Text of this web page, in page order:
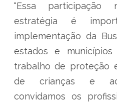
“Essa
estratégia é
implementação da
estados e
trabalho de proteção
de crianças e
convidamos os